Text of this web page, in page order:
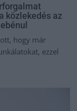
közlekedés az
hogy már
ezzel